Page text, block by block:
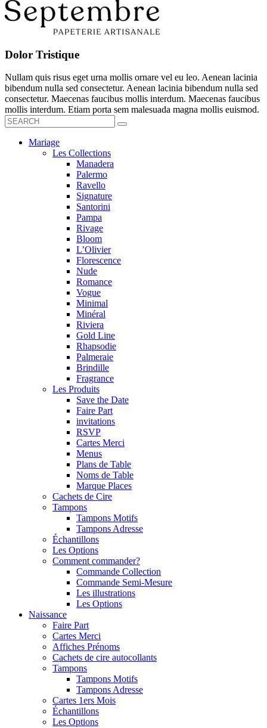
Dolor Tristique
Nullam quis risus eget urna mollis ornare vel eu leo. Aenean lacinia
bibendum nulla sed consectetur. Aenean lacinia bibendum nulla sed
consectetur. Maecenas faucibus mollis interdum. Maecenas faucibus
mollis interdum. Etiam porta sem malesuada magna mollis euismod.
Mariage
Les Collections
Manadera
Palermo
Ravello
Signature
Santorini
Pampa
Rivage
Bloom
L’Olivier
Florescence
Nude
Romance
Vogue
Minimal
Minéral
Riviera
Gold Line
Rhapsodie
Palmeraie
Brindille
Fragrance
Les Produits
Save the Date
Faire Part
invitations
RSVP
Cartes Merci
Menus
Plans de Table
Noms de Table
Marque Places
Cachets de Cire
Tampons
Tampons Motifs
Tampons Adresse
Échantillons
Les Options
Comment commander?
Commande Collection
Commande Semi-Mesure
Les illustrations
Les Options
Naissance
Faire Part
Cartes Merci
Affiches Prénoms
Cachets de cire autocollants
Tampons
Tampons Motifs
Tampons Adresse
Cartes 1ers Mois
Échantillons
Les Options